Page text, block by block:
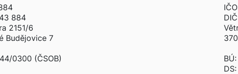
884
2151/6
Budějovice 7
0300 (ČSOB)